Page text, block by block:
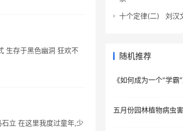
生存于黑色幽洞 狂欢不
立 在这里我度过童年,少
十个定律(二) 刘汉
随机推荐
《如何成为一个"学
五月份园林植物病虫